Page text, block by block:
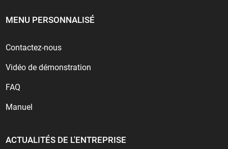
MENU PERSONNALISÉ
Contactez-nous
Vidéo de démonstration
FAQ
Manuel
ACTUALITÉS DE L'ENTREPRISE